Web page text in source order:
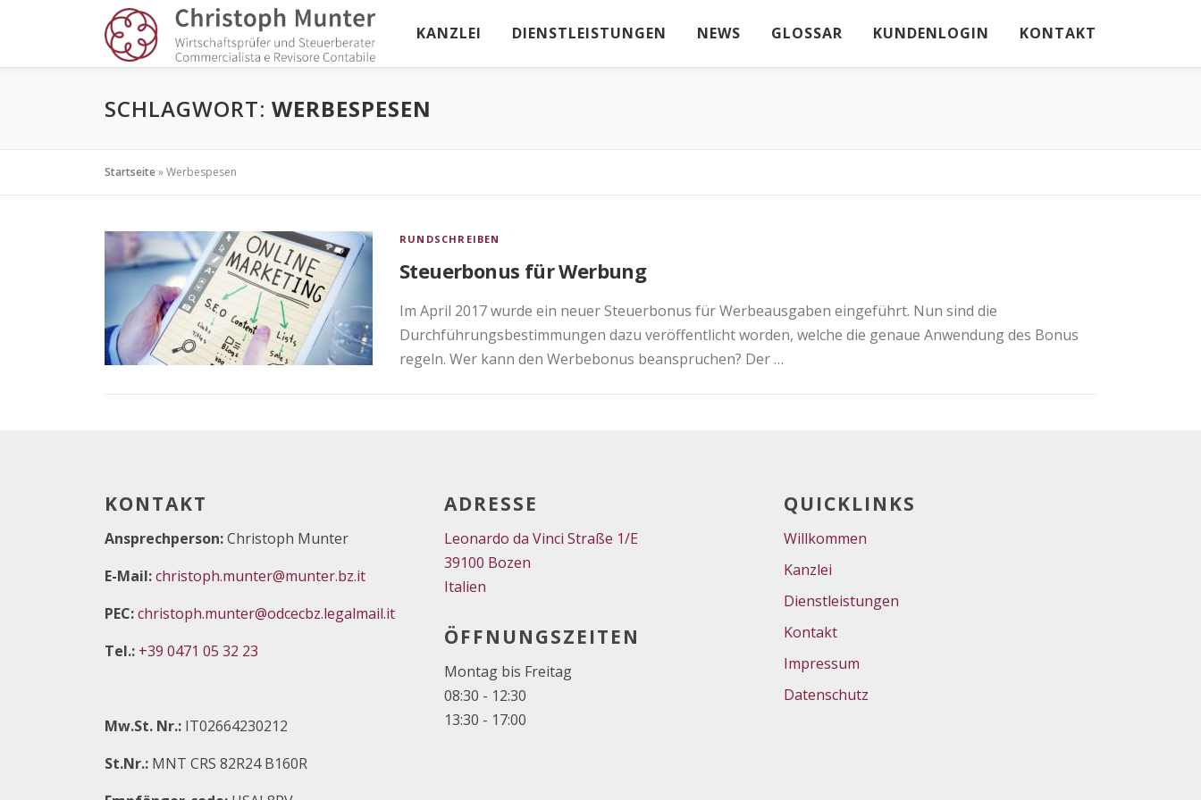
KANZLEI DIENSTLEISTUNGEN NEWS GLOSSAR KUNDENLOGIN KONTAKT
SCHLAGWORT: WERBESPESEN
Startseite»Werbespesen
RUNDSCHREIBEN
Steuerbonus für Werbung
Im April 2017 wurde ein neuer Steuerbonus für Werbeausgaben eingeführt. Nun sind die
Durchführungsbestimmungen dazu veröffentlicht worden, welche die genaue Anwendung des Bonus
regeln. Wer kann den Werbebonus beanspruchen? Der …
KONTAKT
Ansprechperson:Christoph Munter
E-Mail:christoph.munter@munter.bz.it
PEC:christoph.munter@odcecbz.legalmail.it
Tel.: +39 0471 05 32 23
Mw.St. Nr.: IT02664230212
St.Nr.: MNT CRS 82R24 B160R
ADRESSE
Leonardo da Vinci Straße 1/E
39100 Bozen
Italien
ÖFFNUNGSZEITEN
Montag bis Freitag
08:30 - 12:30
13:30 - 17:00
QUICKLINKS
Willkommen
Kanzlei
Dienstleistungen
Kontakt
Impressum
Datenschutz